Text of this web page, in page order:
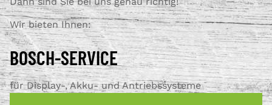
Wir bieten Ihnen:
BOSCH-SERVICE
für Display-, Akku- und Antriebssysteme